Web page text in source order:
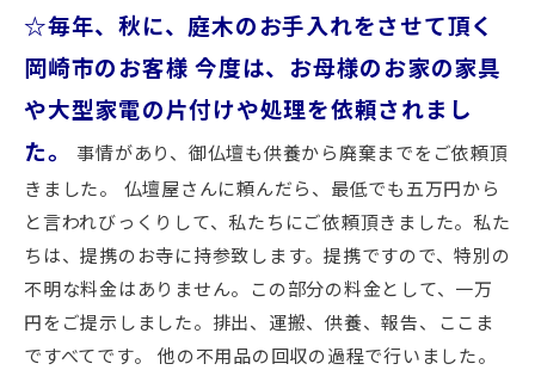
☆毎年、秋に、庭木のお手入れをさせて頂く
岡崎市のお客様 今度は、お母様のお家の家具
や大型家電の片付けや処理を依頼されまし
た。
事情があり、御仏壇も供養から廃棄までをご依頼頂
きました。 仏壇屋さんに頼んだら、最低でも五万円から
と言われびっくりして、私たちにご依頼頂きました。私た
ちは、提携のお寺に持参致します。提携ですので、特別の
不明な料金はありません。この部分の料金として、一万
円をご提示しました。排出、運搬、供養、報告、ここま
ですべてです。 他の不用品の回収の過程で行いました。